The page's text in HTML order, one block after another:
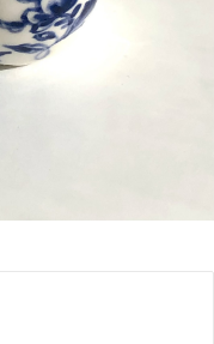
の楽しさを味わってみて